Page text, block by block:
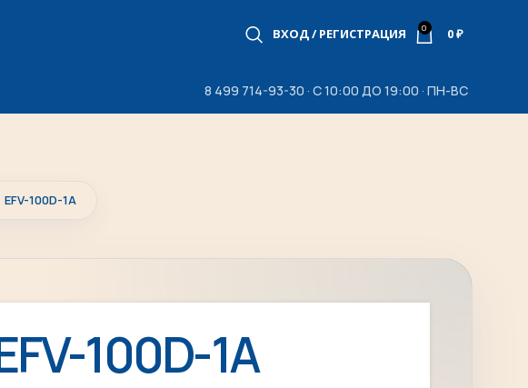
ВХОД / РЕГИСТРАЦИЯ 0 0₽
8 499 714-93-30 · С 10:00 ДО 19:00 · ПН-ВС
EFV-100D-1A
100D-1A